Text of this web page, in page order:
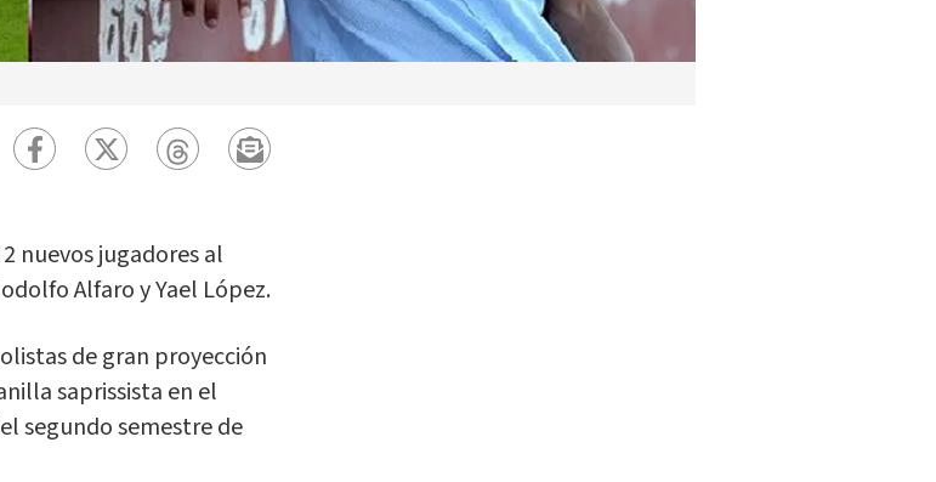
nuevos jugadores al
Alfaro y Yael López.
de gran proyección
saprissista en el
segundo semestre de